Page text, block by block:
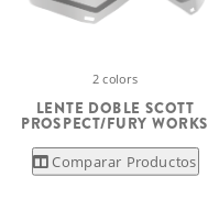
2 colors
LENTE DOBLE SCOTT
PROSPECT/FURY WORKS
Comparar Productos